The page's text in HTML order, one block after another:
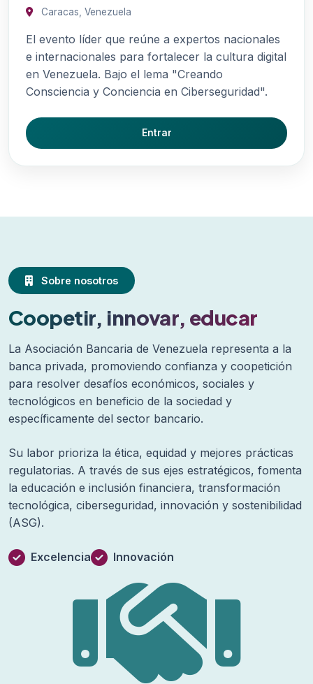
Caracas, Venezuela
El evento líder que reúne a expertos nacionales
e internacionales para fortalecer la cultura digital
en Venezuela. Bajo el lema "Creando
Consciencia y Conciencia en Ciberseguridad".
Entrar
Sobre nosotros
Coopetir, innovar, educar
La Asociación Bancaria de Venezuela representa a la
banca privada, promoviendo confianza y coopetición
para resolver desafíos económicos, sociales y
tecnológicos en beneficio de la sociedad y
específicamente del sector bancario.
Su labor prioriza la ética, equidad y mejores prácticas
regulatorias. A través de sus ejes estratégicos, fomenta
la educación e inclusión financiera, transformación
tecnológica, ciberseguridad, innovación y sostenibilidad
(ASG).
Excelencia Innovación